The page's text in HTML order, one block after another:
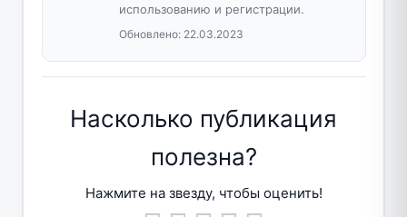
использованию и регистрации.
Обновлено: 22.03.2023
Насколько публикация
полезна?
Нажмите на звезду, чтобы оценить!